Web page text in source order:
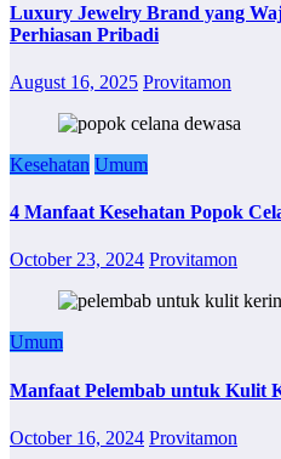
Luxury Jewelry Brand yang
Perhiasan Pribadi
August 16, 2025 Provitamon
Kesehatan Umum
4 Manfaat Kesehatan Popok
October 23, 2024 Provitamon
Umum
Manfaat Pelembab untuk Kulit
October 16, 2024 Provitamon